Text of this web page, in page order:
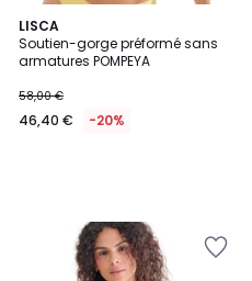
LISCA
Soutien-gorge préformé sans
armatures POMPEYA
58,00 €
46,40 € -20%